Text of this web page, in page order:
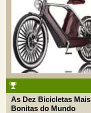
As Dez Bicicletas Mais
Bonitas do Mundo